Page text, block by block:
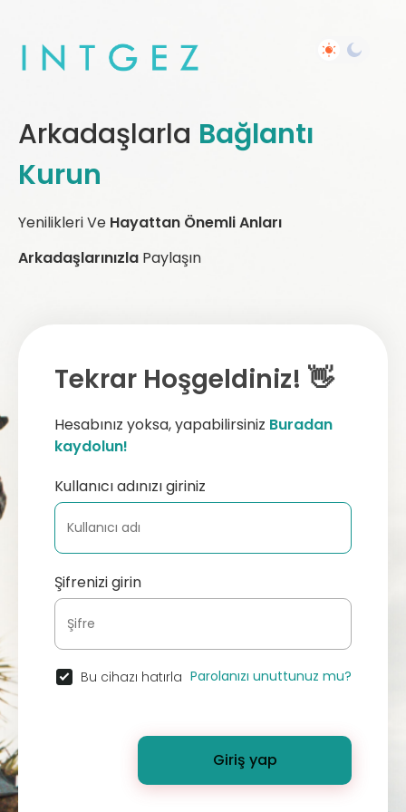
Arkadaşlarla Bağlantı
Kurun
Yenilikleri Ve Hayattan Önemli Anları
Arkadaşlarınızla Paylaşın
Tekrar Hoşgeldiniz! 👋
Hesabınız yoksa, yapabilirsiniz Buradan
kaydolun!
Kullanıcı adınızı giriniz
Şifrenizi girin
Bu cihazı hatırla Parolanızı unuttunuz mu?
Giriş yap